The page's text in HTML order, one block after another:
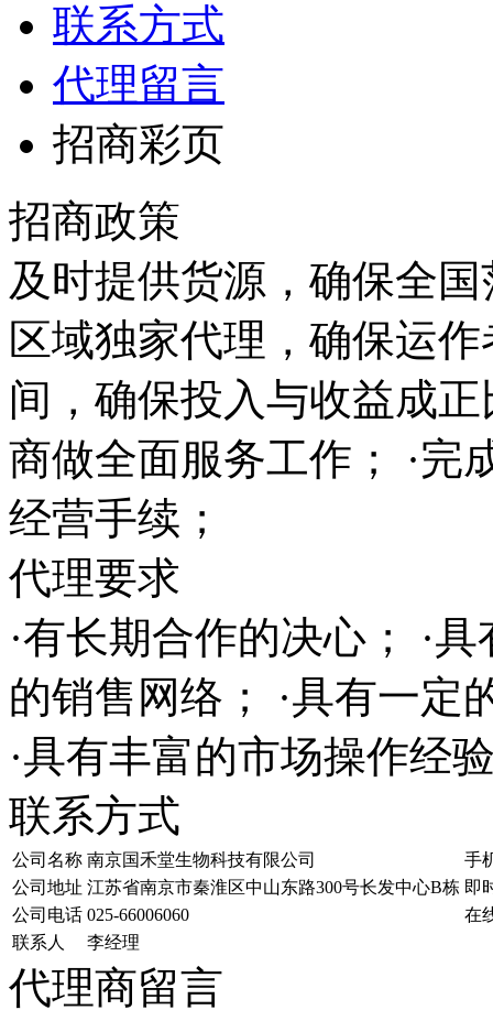
联系方式
代理留言
招商彩页
招商政策
及时提供货源，确保全
区域独家代理，确保运
间，确保投入与收益成
商做全面服务工作； ·完
经营手续；
代理要求
·有长期合作的决心； ·
的销售网络； ·具有一定
·具有丰富的市场操作经
联系方式
公司名称 南京国禾堂生物科技有限公司
手
公司地址 江苏省南京市秦淮区中山东路300号长发中心B栋 即
公司电话 025-66006060
在
联系人
李经理
代理商留言